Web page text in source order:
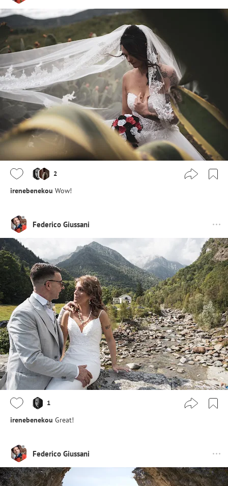
2
irenebenekou Wow!
Federico Giussani
1
irenebenekou Great!
Federico Giussani